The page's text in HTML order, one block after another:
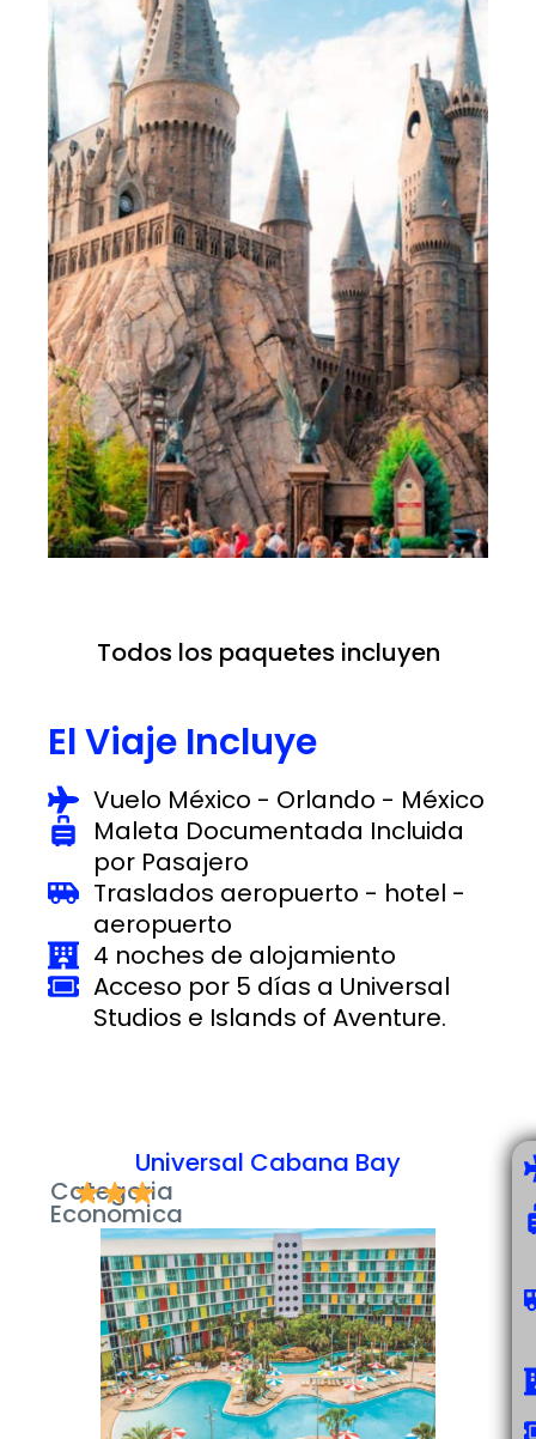
Todos los paquetes incluyen
El Viaje Incluye
Vuelo México - Orlando - México
Maleta Documentada Incluida
por Pasajero
Traslados aeropuerto - hotel -
aeropuerto
4 noches de alojamiento
Acceso por 5 días a Universal
Studios e Islands of Aventure.
Universal Cabana Bay
Categoria
Economica